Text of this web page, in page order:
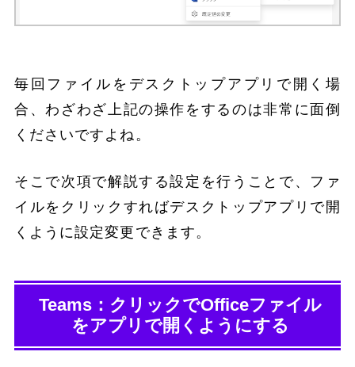
毎回ファイルをデスクトップアプリで開く場
合、わざわざ上記の操作をするのは非常に面倒
くださいですよね。
そこで次項で解説する設定を行うことで、ファ
イルをクリックすればデスクトップアプリで開
くように設定変更できます。
Teams：クリックでOfficeファイル
をアプリで開くようにする